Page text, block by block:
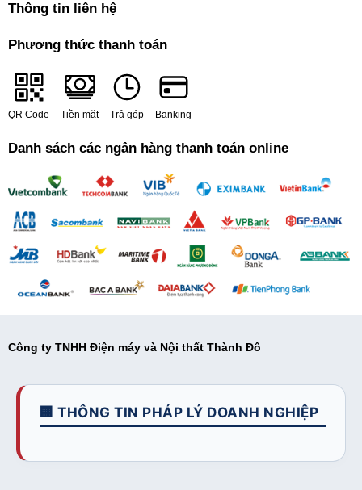
Thông tin liên hệ
Phương thức thanh toán
QR Code Tiền mặt Trả góp Banking
Danh sách các ngân hàng thanh toán online
Công ty TNHH Điện máy và Nội thất Thành Đô
🏢 THÔNG TIN PHÁP LÝ DOANH NGHIỆP